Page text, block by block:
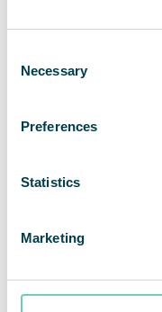
Selection
Necessary
Preferences
Statistics
Marketing
har sitt huvudkontor i
QAIR. FNCA Sweden